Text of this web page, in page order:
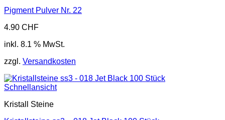
Pigment Pulver Nr. 22
4.90 CHF
inkl. 8.1 % MwSt.
zzgl. Versandkosten
Schnellansicht
Kristall Steine